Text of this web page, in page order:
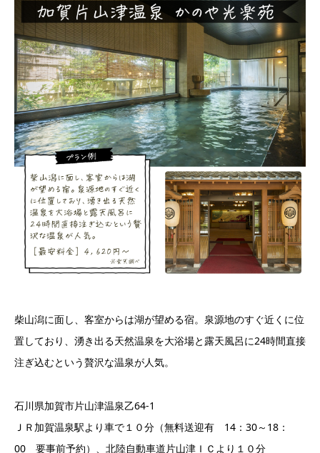
柴山潟に面し、客室からは湖が望める宿。泉源地のすぐ近くに位
置しており、湧き出る天然温泉を大浴場と露天風呂に24時間直接
注ぎ込むという贅沢な温泉が人気。
石川県加賀市片山津温泉乙64-1
ＪＲ加賀温泉駅より車で１０分（無料送迎有 14：30～18：
00 要事前予約）、北陸自動車道片山津ＩＣより１０分